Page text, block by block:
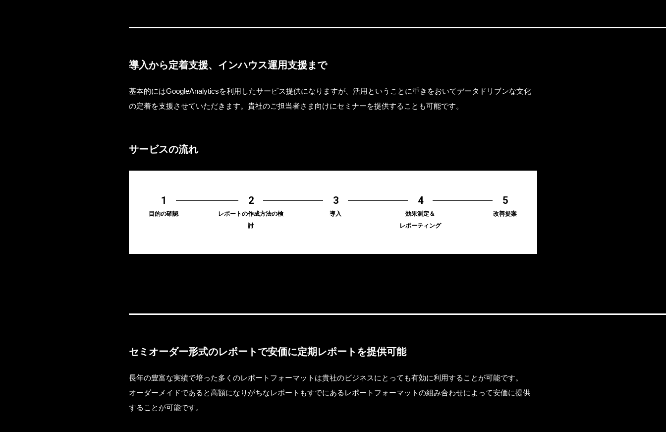
導入から定着支援、インハウス運用支援まで
基本的にはGoogleAnalyticsを利用したサービス提供になりますが、活用ということに重きをおいてデータドリブンな文化
の定着を支援させていただきます。貴社のご担当者さま向けにセミナーを提供することも可能です。
サービスの流れ
目的の確認
レポートの作成方法の検
討
導入
効果測定＆
レポーティング
改善提案
セミオーダー形式のレポートで安価に定期レポートを提供可能
長年の豊富な実績で培った多くのレポートフォーマットは貴社のビジネスにとっても有効に利用することが可能です。
オーダーメイドであると高額になりがちなレポートもすでにあるレポートフォーマットの組み合わせによって安価に提供
することが可能です。
ABOUT
CAREERS
NEWS